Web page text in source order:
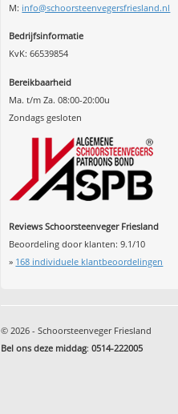
M: info@schoorsteenvegersfriesland.nl
Bedrijfsinformatie
KvK: 66539854
Bereikbaarheid
Ma. t/m Za. 08:00-20:00u
Zondags gesloten
Reviews Schoorsteenveger Friesland
Beoordeling door klanten:9.1/10
» 168 individuele klantbeoordelingen
© 2026 - Schoorsteenveger Friesland
Bel ons deze middag:0514-222005